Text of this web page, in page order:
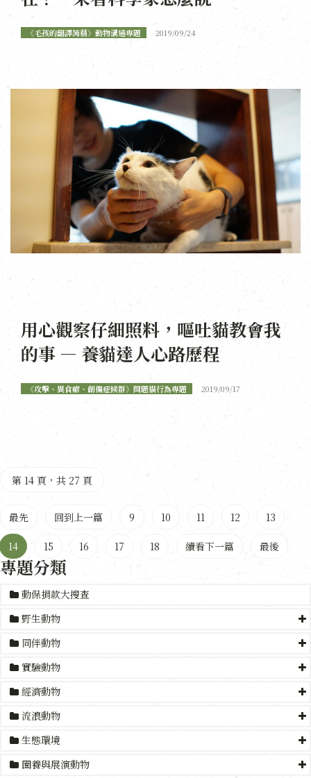
《毛孩的翻譯蒟蒻》動物溝通專題 2019/09/24
用心觀察仔細照料，嘔吐貓教會我
的事 — 養貓達人心路歷程
《攻擊、異食癖、創傷症候群》問題貓行為專題 2019/09/17
第 14 頁，共 27 頁
最先 回到上一篇 9 10 11 12 13
14 15 16 17 18 續看下一篇 最後
專題分類
動保捐款大搜查
野生動物
同伴動物
實驗動物
經濟動物
流浪動物
生態環境
圈養與展演動物